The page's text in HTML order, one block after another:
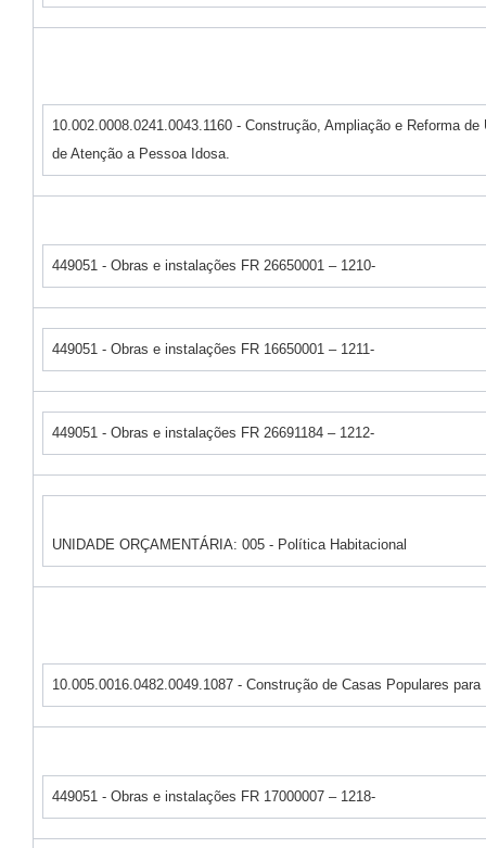
10.002.0008.0241.0043.1160 - Construção, Ampliação e Reforma
de Atenção a Pessoa Idosa.
449051 - Obras e instalações FR 26650001 – 1210-
449051 - Obras e instalações FR 16650001 – 1211-
449051 - Obras e instalações FR 26691184 – 1212-
UNIDADE ORÇAMENTÁRIA: 005 - Política Habitacional
10.005.0016.0482.0049.1087 - Construção de Casas Populares
449051 - Obras e instalações FR 17000007 – 1218-